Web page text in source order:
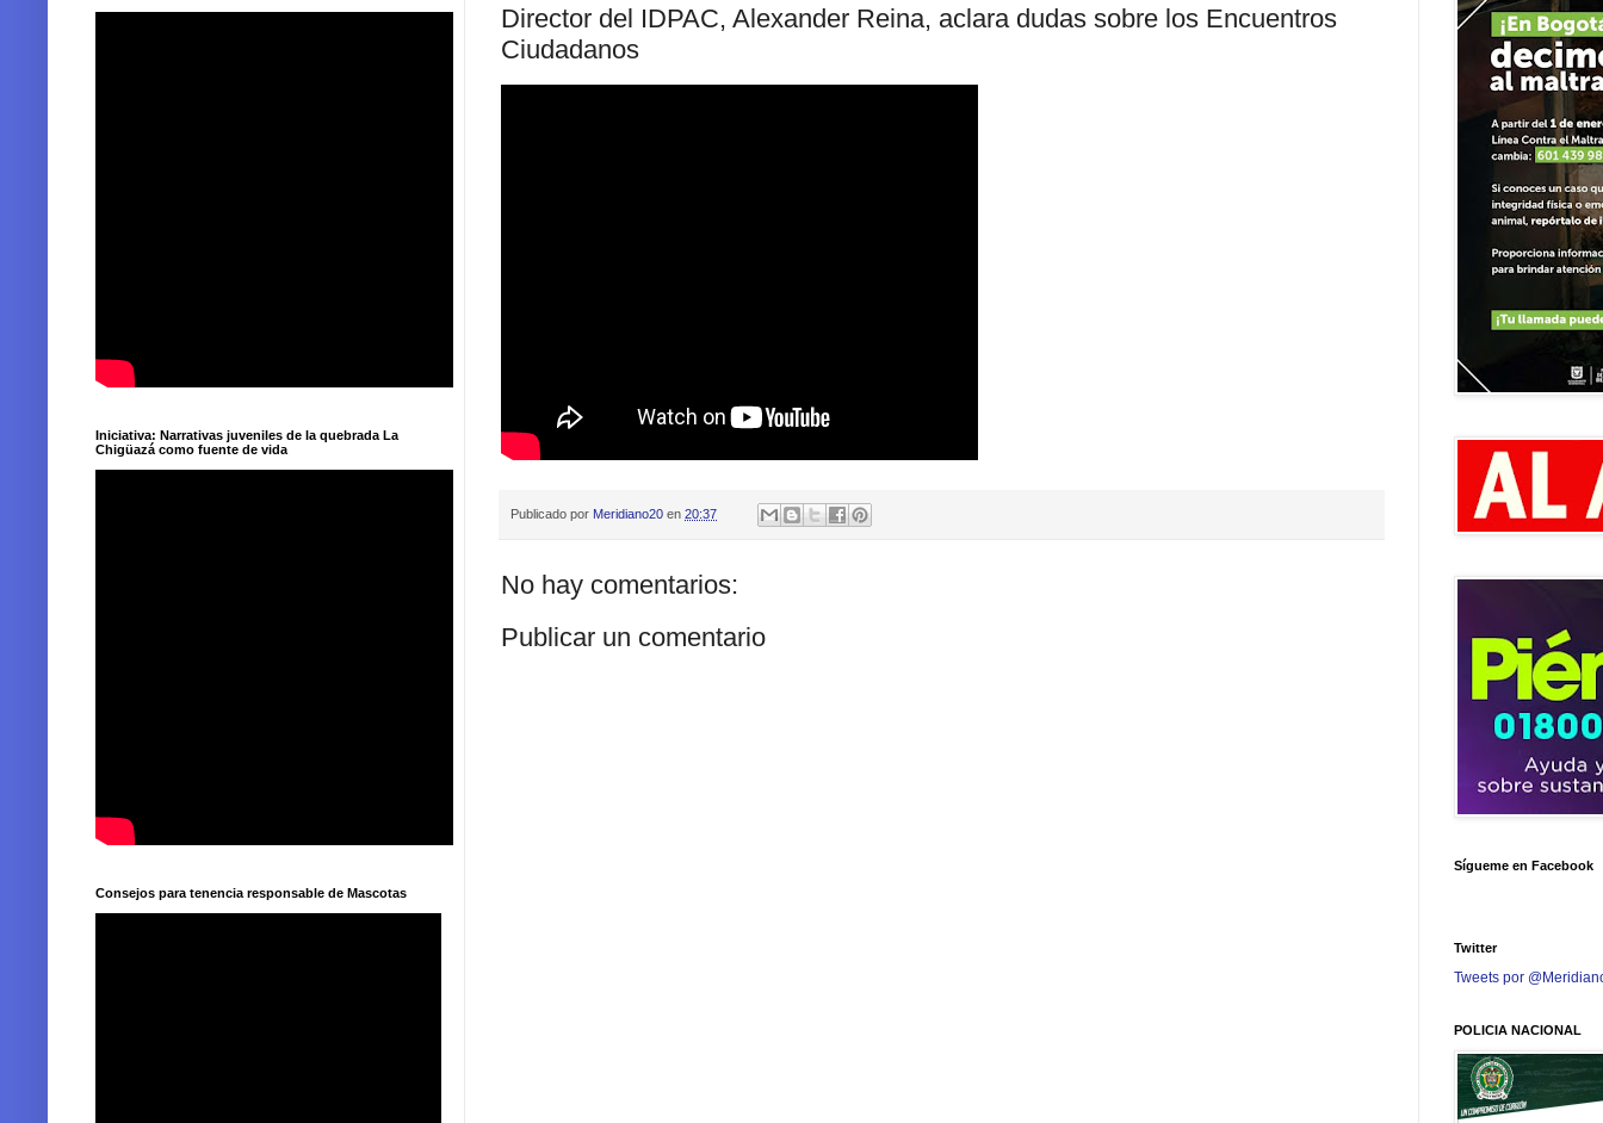
Director del IDPAC, Alexander Reina, aclara dudas sobre los Encuentros
Ciudadanos
Publicado por Meridiano20 en 20:37
No hay comentarios:
Publicar un comentario
Iniciativa: Narrativas juveniles de la quebrada La
Chigüazá como fuente de vida
Consejos para tenencia responsable de Mascotas
Sígueme en Facebook
Twitter
Tweets por
POLICIA NACIONAL